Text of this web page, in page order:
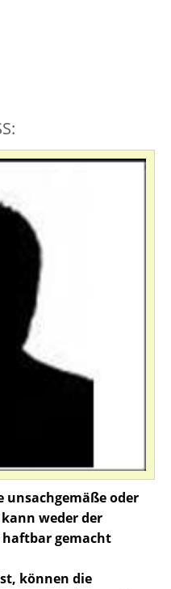
unsachgemäße oder
weder der
gemacht
können die